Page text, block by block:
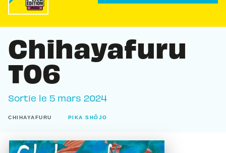
Chihayafuru
T06
Sortie le 5 mars 2024
CHIHAYAFURU PIKA SHÔJO